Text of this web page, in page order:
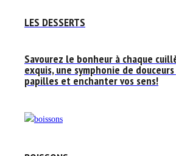
LES DESSERTS
Savourez le bonheur à chaque
exquis, une symphonie de
papilles et enchanter vos sens!